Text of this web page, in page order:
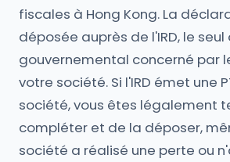
fiscales à Hong Kong. La
déposée auprès de l'IRD, le
gouvernemental concerné par
votre société. Si l'IRD émet une
société, vous êtes légalement
compléter et de la déposer,
société a réalisé une perte ou